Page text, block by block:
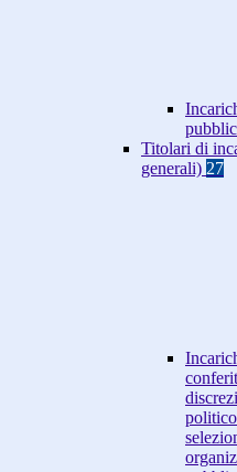
Titolari di
generali) 27